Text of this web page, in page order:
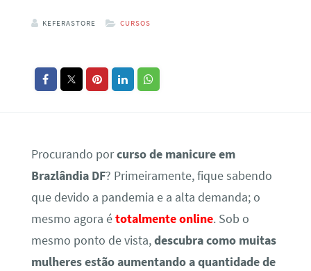
KEFERASTORE CURSOS
Procurando porcurso de manicure em
Brazlândia DF? Primeiramente, fique sabendo
que devido a pandemia e a alta demanda; o
mesmo agora étotalmente online. Sob o
mesmo ponto de vista,descubra como muitas
mulheres estão aumentando a quantidade de